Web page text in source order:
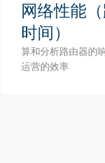
网络性能
时间）
算和分析路由器的
运营的效率